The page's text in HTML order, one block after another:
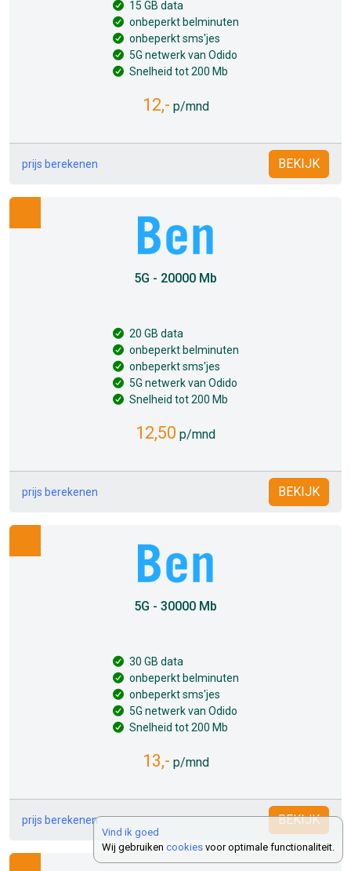
15 GB data
onbeperkt belminuten
onbeperkt sms'jes
5G netwerk van Odido
Snelheid tot 200 Mb
12,- p/mnd
prijs berekenen BEKIJK
5G - 20000 Mb
20 GB data
onbeperkt belminuten
onbeperkt sms'jes
5G netwerk van Odido
Snelheid tot 200 Mb
12,50 p/mnd
prijs berekenen BEKIJK
5G - 30000 Mb
30 GB data
onbeperkt belminuten
onbeperkt sms'jes
5G netwerk van Odido
Snelheid tot 200 Mb
13,- p/mnd
prijs berekenen BEKIJK
Vind ik goed
Wij gebruiken cookies voor optimale functionaliteit.